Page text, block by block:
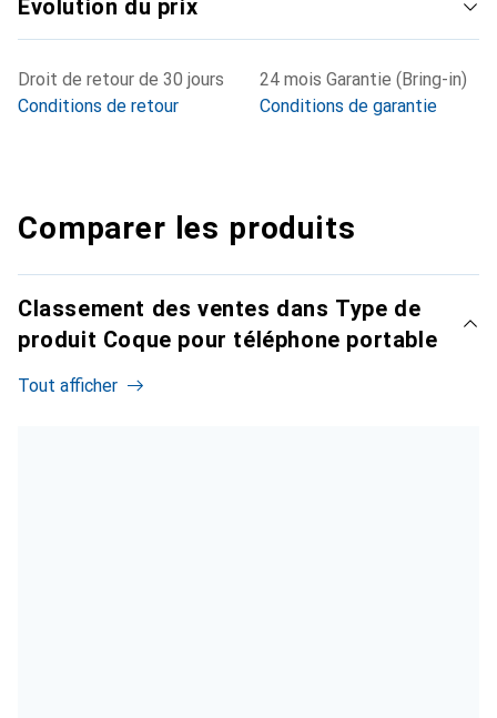
Évolution du prix
Droit de retour de 30 jours
Conditions de retour
24 mois Garantie (Bring-in)
Conditions de garantie
Comparer les produits
Classement des ventes dans Type de
produit Coque pour téléphone portable
Tout afficher